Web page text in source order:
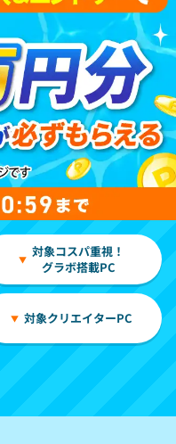
対象コスパ重視！
グラボ搭載PC
対象クリエイターPC